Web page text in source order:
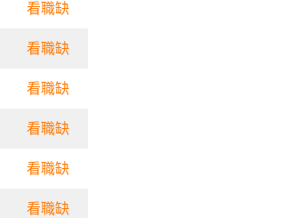
看職缺
看職缺
看職缺
看職缺
看職缺
看職缺